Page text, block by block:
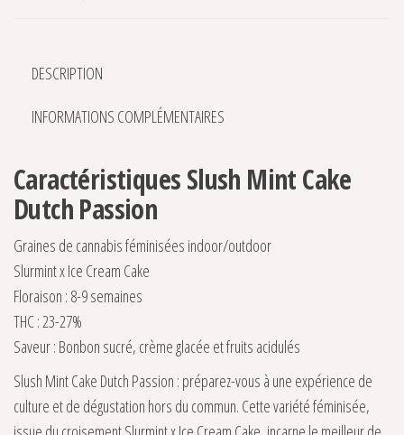
DESCRIPTION
INFORMATIONS COMPLÉMENTAIRES
Caractéristiques Slush Mint Cake
Dutch Passion
Graines de cannabis féminisées indoor/outdoor
Slurmint x Ice Cream Cake
Floraison : 8-9 semaines
THC : 23-27%
Saveur : Bonbon sucré, crème glacée et fruits acidulés
Slush Mint Cake Dutch Passion : préparez-vous à une expérience de
culture et de dégustation hors du commun. Cette variété féminisée,